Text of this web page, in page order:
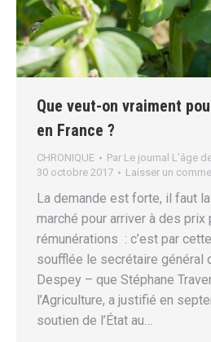
Que veut-on vraiment
en France ?
CHRONIQUE Par Le journal L’âge
30 octobre 2017
Laisser un
La demande est forte, il faut
marché pour arriver à des
rémunérations : c’est par
soufflée le secrétaire général
Despey – que Stéphane
l’Agriculture, a justifié en
soutien de l’État au…